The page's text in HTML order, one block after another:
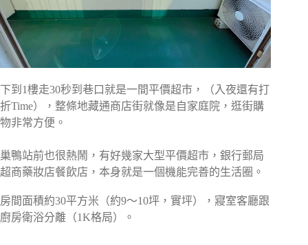
下到1樓走30秒到巷口就是一間平價超市，（入夜還有打
折Time），整條地藏通商店街就像是自家庭院，逛街購
物非常方便。
巢鴨站前也很熱鬧，有好幾家大型平價超市，銀行郵局
超商藥妝店餐飲店，本身就是一個機能完善的生活圈。
房間面積約30平方米（約9～10坪，實坪），寢室客廳跟
廚房衛浴分離（1K格局）。